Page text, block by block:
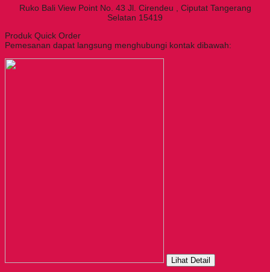
Ruko Bali View Point No. 43 Jl. Cirendeu , Ciputat Tangerang
Selatan 15419
Produk Quick Order
Pemesanan dapat langsung menghubungi kontak dibawah:
Lihat Detail